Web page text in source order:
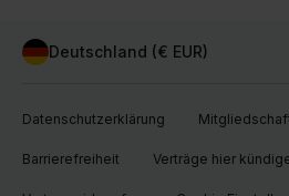
Deutschland (€ EUR)
Datenschutzerklärung
Barrierefreiheit Verträge hier